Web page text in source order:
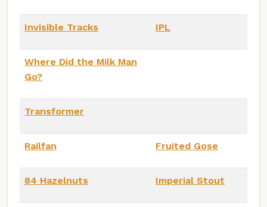
Invisible Tracks IPL
Where Did the Milk Man
Go?
Transformer
Railfan Fruited Gose
84 Hazelnuts Imperial Stout